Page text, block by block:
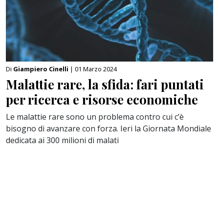
Di Giampiero Cinelli | 01 Marzo 2024
Malattie rare, la sfida: fari puntati
per ricerca e risorse economiche
Le malattie rare sono un problema contro cui c’è
bisogno di avanzare con forza. Ieri la Giornata Mondiale
dedicata ai 300 milioni di malati